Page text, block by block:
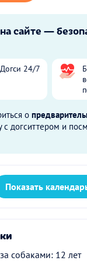
сайте —
24/7
о
с догситтером и
Показать
собаками: 12 лет